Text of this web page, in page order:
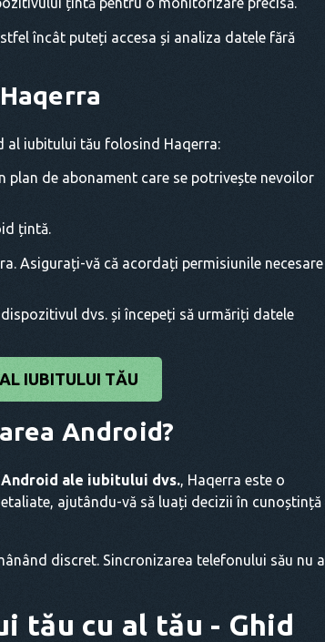
încât puteți accesa și analiza datele fără
al iubitului tău folosind Haqerra:
de abonament care se potrivește nevoilor
țintă.
Asigurați-vă că acordați permisiunile necesare
dvs. și începeți să urmăriți datele
IUBITULUI TĂU
Android?
ale iubitului dvs., Haqerra este o
ajutându-vă să luați decizii în cunoștință
discret. Sincronizarea telefonului său nu a
tău cu al tău - Ghid